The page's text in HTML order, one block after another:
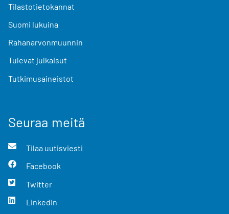
Tilastotietokannat
Suomi lukuina
Rahanarvonmuunnin
Tulevat julkaisut
Tutkimusaineistot
Seuraa meitä
Tilaa uutisviesti
Facebook
Twitter
LinkedIn